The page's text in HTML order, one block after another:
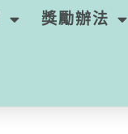
獎勵辦法